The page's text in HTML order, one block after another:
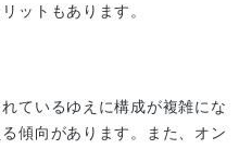
ットもあります。
ているゆえに構成が複雑にな
傾向があります。また、オン